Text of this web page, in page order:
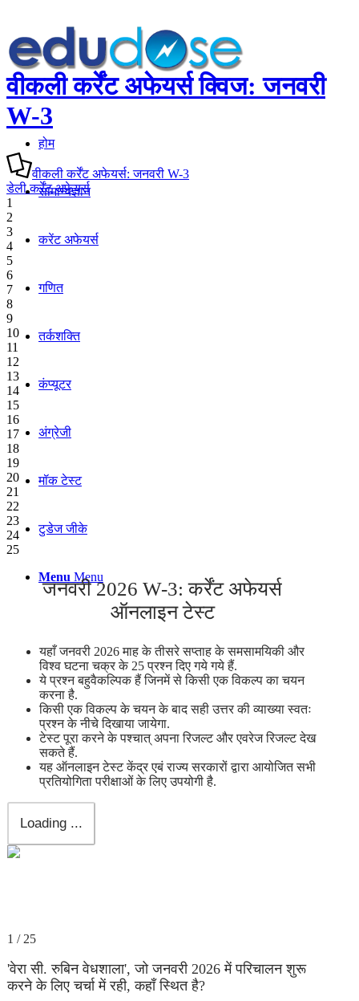
होम
सामान्यज्ञान
करेंट अफेयर्स
गणित
तर्कशक्ति
कंप्यूटर
अंग्रेजी
मॉक टेस्ट
टुडेज जीके
Menu Menu
वीकली कर्रेंट अफेयर्स क्विज: जनवरी
W-3
वीकली कर्रेंट अफेयर्स: जनवरी W-3
डेली कर्रेंट अफेयर्स
1
2
3
4
5
6
7
8
9
10
11
12
13
14
15
16
17
18
19
20
21
22
23
24
25
जनवरी 2026 W-3: कर्रेंट अफेयर्स
ऑनलाइन टेस्ट
यहाँ जनवरी 2026 माह के तीसरे सप्ताह के समसामयिकी और
विश्व घटना चक्र के 25 प्रश्न दिए गये गये हैं.
ये प्रश्न बहुवैकल्पिक हैं जिनमें से किसी एक विकल्प का चयन
करना है.
किसी एक विकल्प के चयन के बाद सही उत्तर की व्याख्या स्वतः
प्रश्न के नीचे दिखाया जायेगा.
टेस्ट पूरा करने के पश्चात् अपना रिजल्ट और एवरेज रिजल्ट देख
सकते हैं.
यह ऑनलाइन टेस्ट केंद्र एबं राज्य सरकारों द्वारा आयोजित सभी
प्रतियोगिता परीक्षाओं के लिए उपयोगी है.
1 / 25
'वेरा सी. रुबिन वेधशाला', जो जनवरी 2026 में परिचालन शुरू
करने के लिए चर्चा में रही, कहाँ स्थित है?